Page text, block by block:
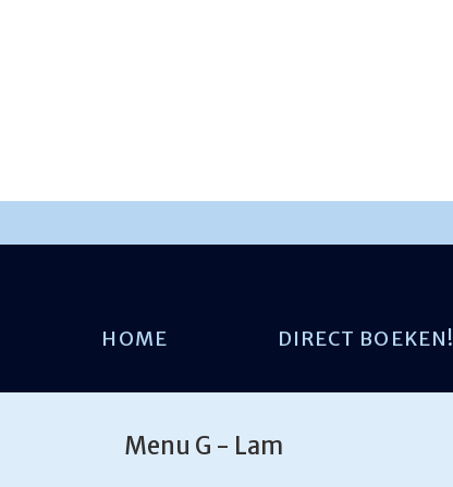
HOME DIRECT BOEKEN!
Menu G - Lam